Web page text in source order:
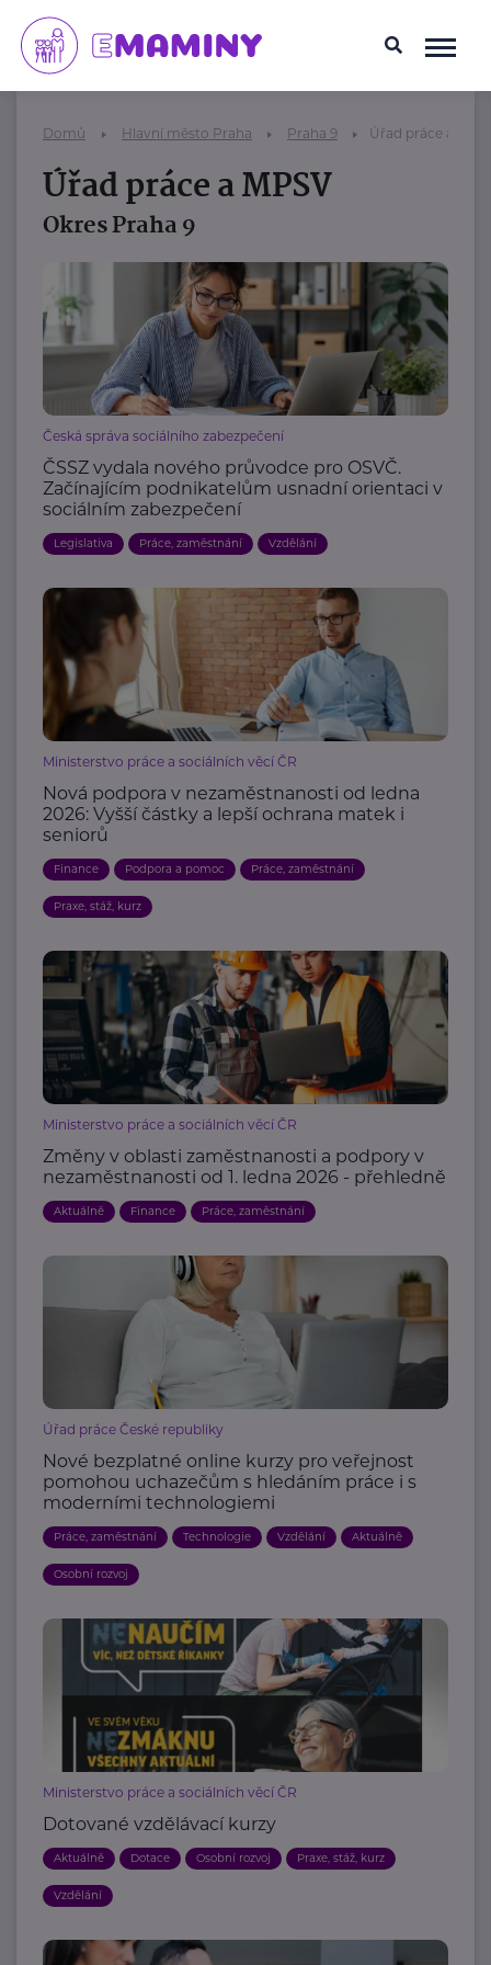
Domů Hlavní město Praha Praha 9 Úřad práce a
Úřad práce a MPSV
Okres Praha 9
Česká správa sociálního zabezpečení
ČSSZ vydala nového průvodce pro OSVČ.
Začínajícím podnikatelům usnadní orientaci v
sociálním zabezpečení
Legislativa Práce, zaměstnání Vzdělání
Ministerstvo práce a sociálních věcí ČR
Nová podpora v nezaměstnanosti od ledna
2026: Vyšší částky a lepší ochrana matek i
seniorů
Finance Podpora a pomoc Práce, zaměstnání
Praxe, stáž, kurz
Ministerstvo práce a sociálních věcí ČR
Změny v oblasti zaměstnanosti a podpory v
nezaměstnanosti od 1. ledna 2026 - přehledně
Aktuálně Finance Práce, zaměstnání
Úřad práce České republiky
Nové bezplatné online kurzy pro veřejnost
pomohou uchazečům s hledáním práce i s
moderními technologiemi
Práce, zaměstnání Technologie Vzdělání Aktuálně
Osobní rozvoj
Ministerstvo práce a sociálních věcí ČR
Dotované vzdělávací kurzy
Aktuálně Dotace Osobní rozvoj Praxe, stáž, kurz
Vzdělání